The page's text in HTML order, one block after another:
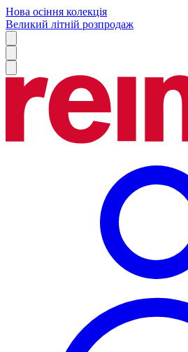
Нова осіння колекція
Великий літній розпродаж